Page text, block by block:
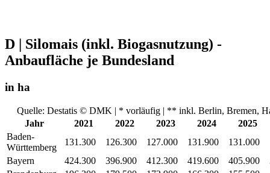
D | Silomais (inkl. Biogasnutzung) -
Anbaufläche je Bundesland
in ha
Quelle: Destatis © DMK | * vorläufig | ** inkl. Berlin, Bremen,
Jahr
2021 2022 2023 2024
2025
Baden-
Württemberg
131.300 126.300 127.000 131.900 131.000
Bayern
424.300 396.900 412.300 419.600 405.900